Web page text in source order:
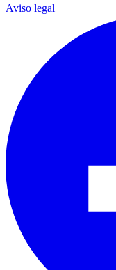
Aviso legal